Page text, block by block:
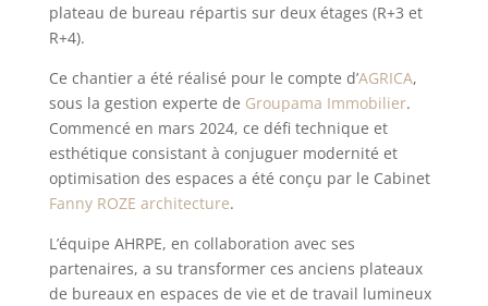
plateau de bureau répartis sur deux étages (R+3 et
R+4).
Ce chantier a été réalisé pour le compte d’AGRICA,
sous la gestion experte de Groupama Immobilier.
Commencé en mars 2024, ce défi technique et
esthétique consistant à conjuguer modernité et
optimisation des espaces a été conçu par le Cabinet
Fanny ROZE architecture.
L’équipe AHRPE, en collaboration avec ses
partenaires, a su transformer ces anciens plateaux
de bureaux en espaces de vie et de travail lumineux